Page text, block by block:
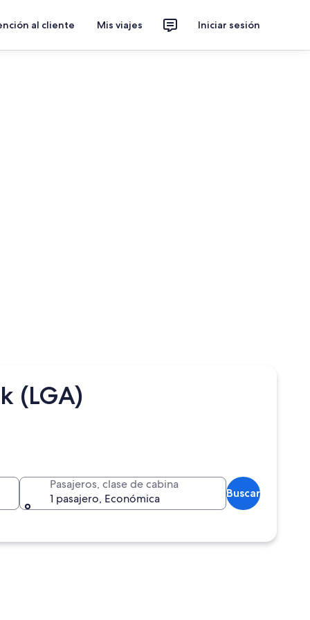
al cliente Mis viajes Iniciar sesión
(LGA)
Pasajeros, clase de cabina
1 pasajero, Económica
Buscar